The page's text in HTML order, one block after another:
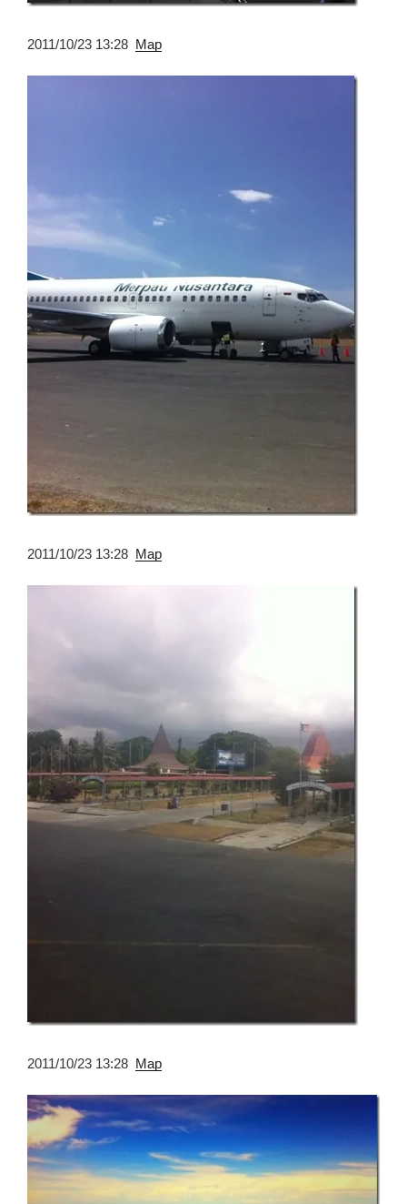
2011/10/23 13:28 Map
2011/10/23 13:28 Map
2011/10/23 13:28 Map